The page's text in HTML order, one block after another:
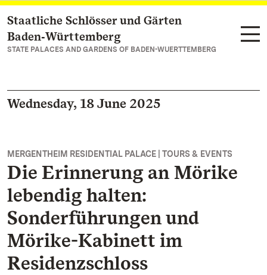
Navigate to main page
Staatliche Schlösser und Gärten
Baden‑Württemberg
STATE PALACES AND GARDENS OF BADEN-WUERTTEMBERG
Wednesday, 18 June 2025
MERGENTHEIM RESIDENTIAL PALACE | TOURS & EVENTS
Die Erinnerung an Mörike
lebendig halten:
Sonderführungen und
Mörike-Kabinett im
Residenzschloss